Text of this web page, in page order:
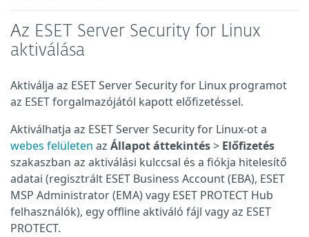
Az ESET Server Security for Linux
aktiválása
Aktiválja az ESET Server Security for Linux programot
az ESET forgalmazójától kapott előfizetéssel.
Aktiválhatja az ESET Server Security for Linux-ot a
webes felületen az Állapot áttekintés> Előfizetés
szakaszban az aktiválási kulccsal és a fiókja hitelesítő
adatai (regisztrált ESET Business Account (EBA), ESET
MSP Administrator (EMA) vagy ESET PROTECT Hub
felhasználók), egy offline aktiváló fájl vagy az ESET
PROTECT.